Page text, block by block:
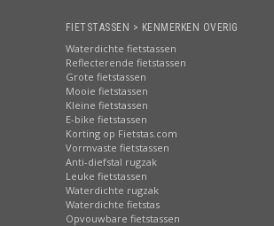
FIETSTASSEN > KENMERKEN OVERIG
Waterdichte fietstassen
Reflecterende fietstassen
Grote fietstassen
Mooie fietstassen
Kleine fietstassen
E-bike fietstassen
Korting op Fietstas.com
Vormvaste fietstassen
Anti-diefstal rugzak
Leuke fietstassen
Waterdichte rugzak
Waterdichte fietstas
Opvouwbare fietstassen